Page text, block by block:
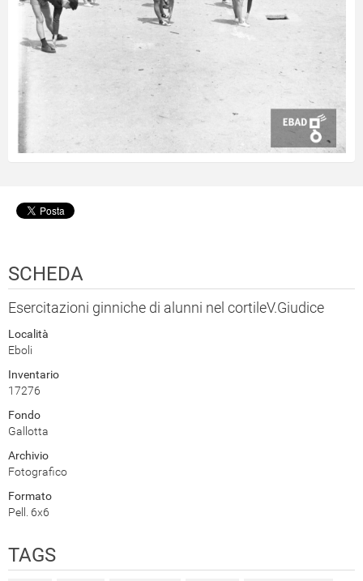
SCHEDA
Esercitazioni ginniche di alunni nel cortileV.Giudice
Località
Eboli
Inventario
17276
Fondo
Gallotta
Archivio
Fotografico
Formato
Pell. 6x6
TAGS